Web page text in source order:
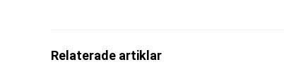
Relaterade artiklar